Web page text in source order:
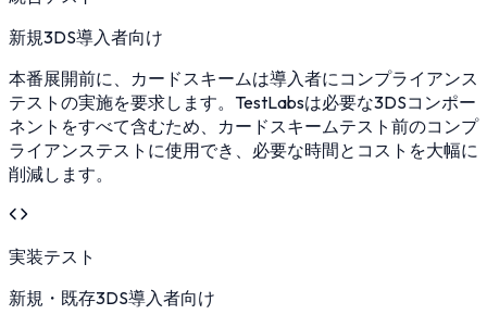
新規3DS導入者向け
本番展開前に、カードスキームは導入者にコンプライアンス
テストの実施を要求します。TestLabsは必要な3DSコンポー
ネントをすべて含むため、カードスキームテスト前のコンプ
ライアンステストに使用でき、必要な時間とコストを大幅に
削減します。
実装テスト
新規・既存3DS導入者向け